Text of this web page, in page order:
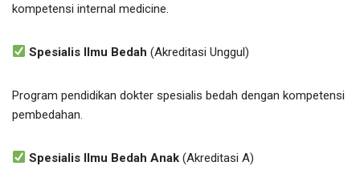
kompetensi internal medicine.
Spesialis Ilmu Bedah (Akreditasi Unggul)
Program pendidikan dokter spesialis bedah dengan kompetensi
pembedahan.
Spesialis Ilmu Bedah Anak (Akreditasi A)